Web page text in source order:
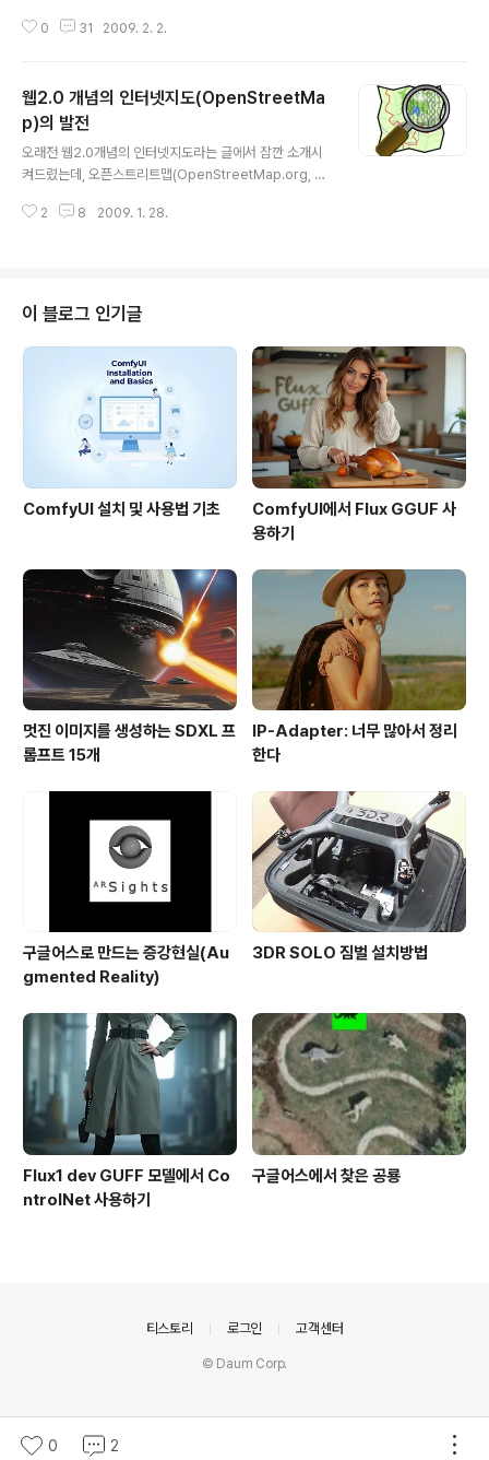
ew)와 서울 주요 도로를 대상으로 한 실사 거리지도 서비
은 서울 지역만 서비스하고, 나머지 지역은 2m 급 위성사
진을 서비스하고 있습니다. 기타, 야후 거기지도는 서울 및
6대 광역시를 대상으로 60cm급 위성영상을 서비스하고
있고, 구글맵은 전국 약 40%? 지역을 대상으로 60cm급
위성영상을 2미터급으로 떨어뜨려서 서비스하는 중이며,
파란지도는 지오피스에서 만든 경사사진을 1미터급?까지
0 31 2009. 2. 2.
웹2.0 개념의 인터넷지도(OpenStreetMa
p)의 발전
오래전 웹2.0개념의 인터넷지도라는 글에서 잠깐 소개시
켜드렸는데, 오픈스트리트맵(OpenStreetMap.org, 이
여 공동으로 전자지도를 만드는 사이트입니다. 우리나라에
큼 데이터가 구축되고 있습니다. 심지어, 구글맵 도로지도
보다 OSM의 도로지도가 더 좋다는 분석도 있습니다. Ale
x Mauer란 분은, 각국의 수도를 기준으로 OSM 지도와
구글맵을 비교하여, 품질이 좋은 곳은 5점, 없는 곳은 0점
을 부여하고, 그 결과를 대륙별로 평균하였습니다. 그 결과
는 아래와 같..
2 8 2009. 1. 28.
이 블로그 인기글
ComfyUI 설치 및 사용법 기초
ComfyUI에서 Flux GGUF 사
용하기
멋진 이미지를 생성하는 SDXL 프
롬프트 15개
IP-Adapter: 너무 많아서 정리
한다
구글어스로 만드는 증강현실(Au
gmented Reality)
3DR SOLO 짐벌 설치방법
Flux1 dev GUFF 모델에서 Co
ntrolNet 사용하기
구글어스에서 찾은 공룡
0 2
티스토리 로그인 고객센터
© Daum Corp.